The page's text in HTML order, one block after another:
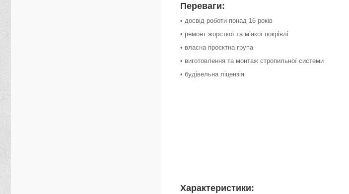
Переваги:
• досвід роботи понад 16 років
• ремонт жорсткої та м’якої покрівлі
• власна проєктна група
• виготовлення та монтаж стропильної системи
• будівельна ліцензія
Характеристики: